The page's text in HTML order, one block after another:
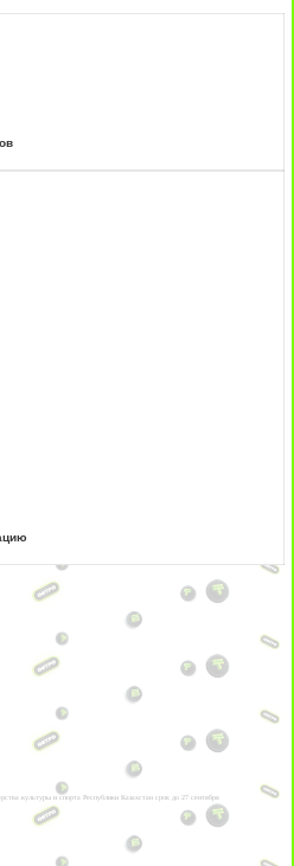
культуры и спорта Республики Казахстан срок до 27 сентября